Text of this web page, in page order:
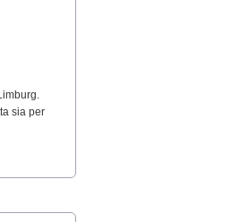
sia per